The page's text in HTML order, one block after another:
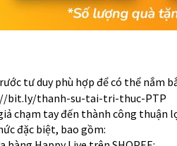
tư duy phù hợp để có thể nắm
bit.ly/thanh-su-tai-tri-thuc-PTP
chạm tay đến thành công thuận
đặc biệt, bao gồm: